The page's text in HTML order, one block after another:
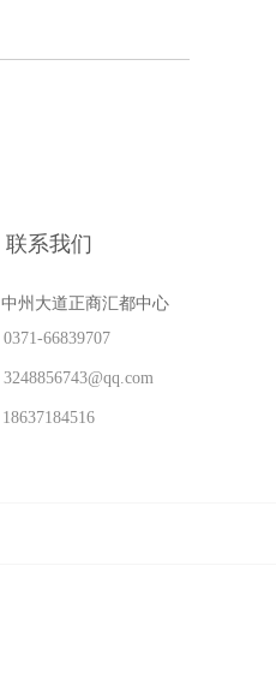
联系我们
中州大道正商汇都中心
0371-66839707
3248856743@qq.com
18637184516